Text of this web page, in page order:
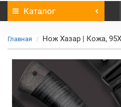
Каталог
Главная Нож Хазар | Кожа,